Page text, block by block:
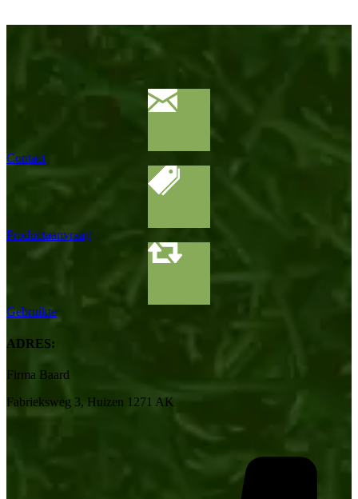
Contact
Productaanvraag
Gebruikte
ADRES:
Firma Baard
Fabrieksweg 3, Huizen 1271 AK